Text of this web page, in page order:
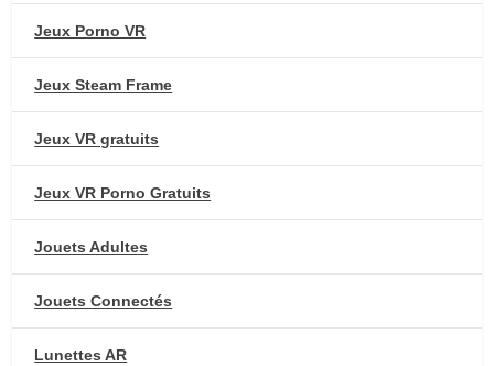
Jeux Porno VR
Jeux Steam Frame
Jeux VR gratuits
Jeux VR Porno Gratuits
Jouets Adultes
Jouets Connectés
Lunettes AR